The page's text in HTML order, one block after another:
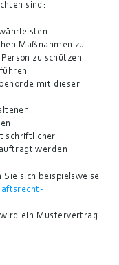
sind:
Maßnahmen zu
zu schützen
mit dieser
schriftlicher
werden
sich beispielsweise
ein Mustervertrag